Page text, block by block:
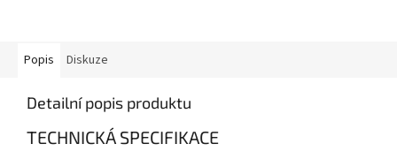
Popis Diskuze
Detailní popis produktu
TECHNICKÁ SPECIFIKACE